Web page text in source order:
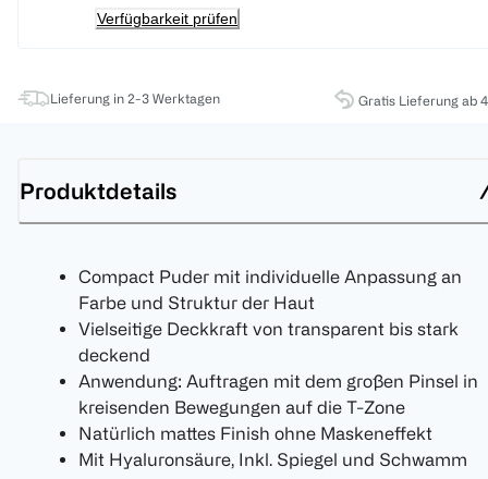
Verfügbarkeit prüfen
Lieferung in 2-3 Werktagen Gratis Lieferung ab
Produktdetails
Compact Puder mit individuelle Anpassung an
Farbe und Struktur der Haut
Vielseitige Deckkraft von transparent bis stark
deckend
Anwendung: Auftragen mit dem großen Pinsel in
kreisenden Bewegungen auf die T-Zone
Natürlich mattes Finish ohne Maskeneffekt
Mit Hyaluronsäure, Inkl. Spiegel und Schwamm